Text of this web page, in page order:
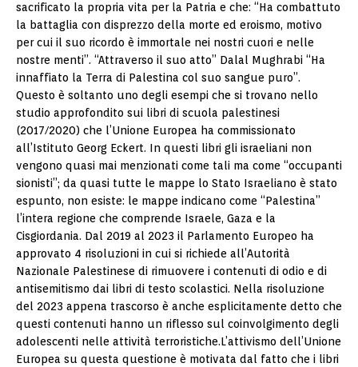
sacrificato la propria vita per la Patria e che: “Ha combattuto
la battaglia con disprezzo della morte ed eroismo, motivo
per cui il suo ricordo è immortale nei nostri cuori e nelle
nostre menti”. “Attraverso il suo atto” Dalal Mughrabi “Ha
innaffiato la Terra di Palestina col suo sangue puro”.
Questo è soltanto uno degli esempi che si trovano nello
studio approfondito sui libri di scuola palestinesi
(2017/2020) che l’Unione Europea ha commissionato
all’Istituto Georg Eckert. In questi libri gli israeliani non
vengono quasi mai menzionati come tali ma come “occupanti
sionisti”; da quasi tutte le mappe lo Stato Israeliano è stato
espunto, non esiste: le mappe indicano come “Palestina”
l’intera regione che comprende Israele, Gaza e la
Cisgiordania. Dal 2019 al 2023 il Parlamento Europeo ha
approvato 4 risoluzioni in cui si richiede all’Autorità
Nazionale Palestinese di rimuovere i contenuti di odio e di
antisemitismo dai libri di testo scolastici. Nella risoluzione
del 2023 appena trascorso è anche esplicitamente detto che
questi contenuti hanno un riflesso sul coinvolgimento degli
adolescenti nelle attività terroristiche.L’attivismo dell’Unione
Europea su questa questione è motivata dal fatto che i libri